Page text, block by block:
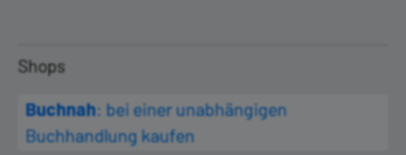
Shops
Buchnah: bei einer unabhängigen
Buchhandlung kaufen